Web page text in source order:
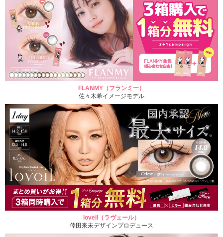
FLANMY（フランミー）
佐々木希イメージモデル
loveil（ラヴェール）
倖田來未デザインプロデュース